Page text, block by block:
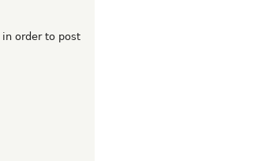
in order to post